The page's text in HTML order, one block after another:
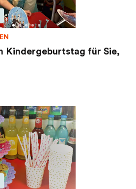
Kindergeburtstag für Sie,